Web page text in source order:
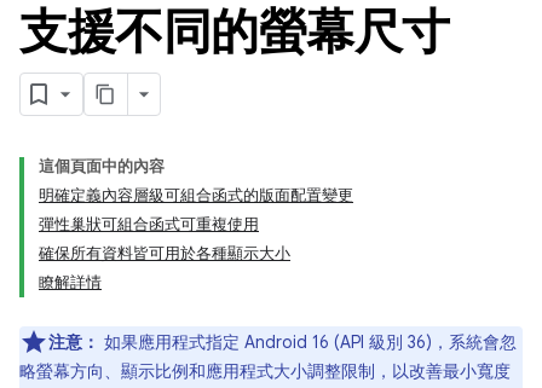
支援不同的螢幕尺寸
這個頁面中的內容
明確定義內容層級可組合函式的版面配置變更
彈性巢狀可組合函式可重複使用
確保所有資料皆可用於各種顯示大小
瞭解詳情
注意： 如果應用程式指定 Android 16 (API 級別 36)，系統會忽
略螢幕方向、顯示比例和應用程式大小調整限制，以改善最小寬度